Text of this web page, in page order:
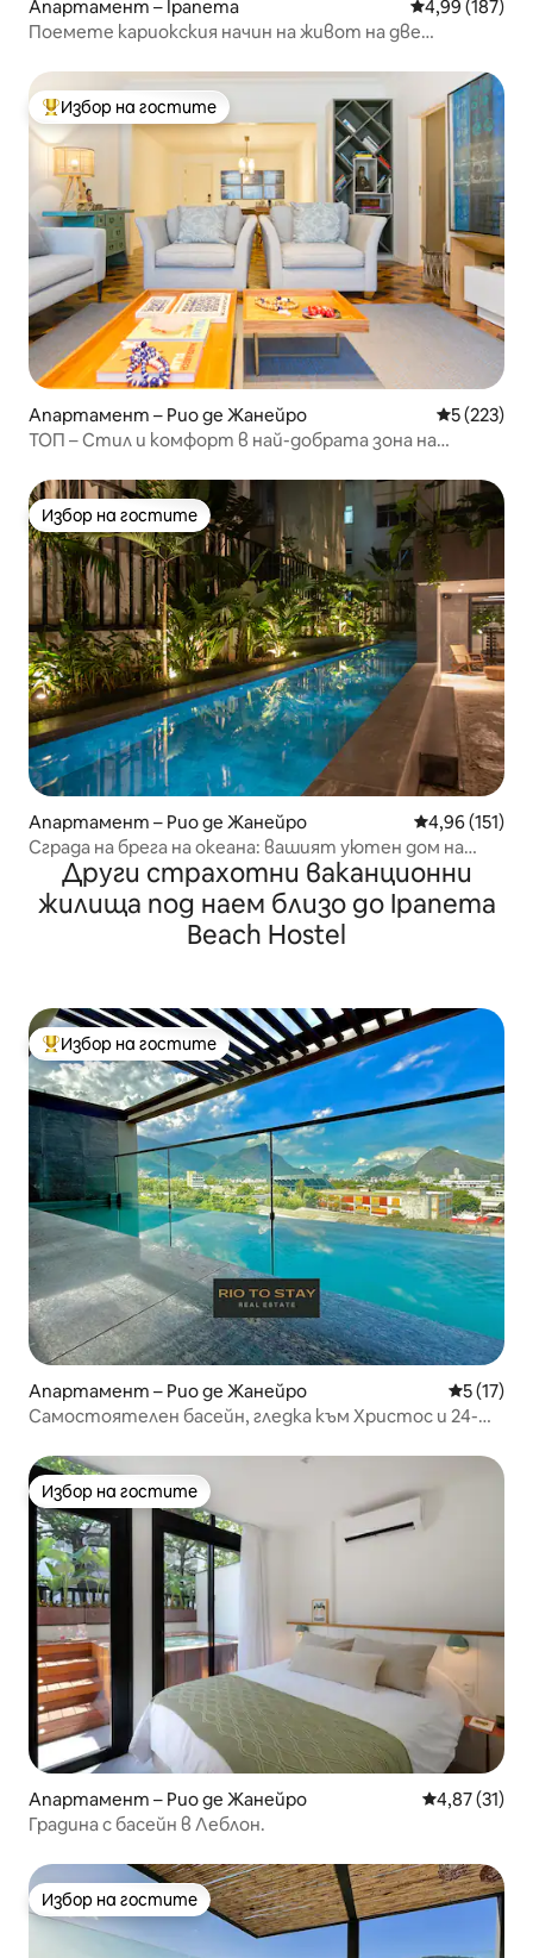
Апартамент – Ipanema Средна
4,99 (187)
Поемете кариокския начин на живот на две
Най-популярен избор на гостите
Избор на гостите
Апартамент – Рио де Жанейро Средна
5 (223)
ТОП – Стил и комфорт в най-добрата зона на
Избор на гостите
Избор на гостите
Апартамент – Рио де Жанейро Средна
4,96 (151)
Сграда на брега на океана: вашият уютен дом на
плажа!Други страхотни ваканционни
жилища под наем близо до Ipanema
Beach Hostel
Най-популярен избор на гостите
Избор на гостите
Апартамент – Рио де Жанейро Средна
5 (17)
Самостоятелен басейн, гледка към Христос и 24-
Избор на гостите
Избор на гостите
Апартамент – Рио де Жанейро Средна
4,87 (31)
Градина с басейн в Леблон.
Избор на гостите
Избор на гостите